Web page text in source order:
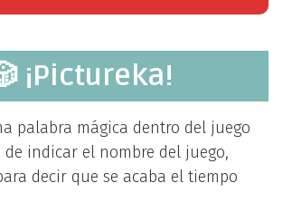
¡Pictureka!
palabra mágica dentro del juego
de indicar el nombre del juego,
decir que se acaba el tiempo